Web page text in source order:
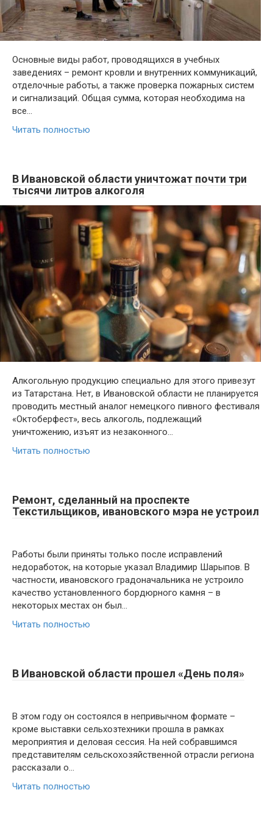
Основные виды работ, проводящихся в учебных
заведениях – ремонт кровли и внутренних коммуникаций,
отделочные работы, а также проверка пожарных систем
и сигнализаций. Общая сумма, которая необходима на
все…
Читать полностью
В Ивановской области уничтожат почти три
тысячи литров алкоголя
Алкогольную продукцию специально для этого привезут
из Татарстана. Нет, в Ивановской области не планируется
проводить местный аналог немецкого пивного фестиваля
«Октоберфест», весь алкоголь, подлежащий
уничтожению, изъят из незаконного…
Читать полностью
Ремонт, сделанный на проспекте
Текстильщиков, ивановского мэра не устроил
Работы были приняты только после исправлений
недоработок, на которые указал Владимир Шарыпов. В
частности, ивановского градоначальника не устроило
качество установленного бордюрного камня – в
некоторых местах он был…
Читать полностью
В Ивановской области прошел «День поля»
В этом году он состоялся в непривычном формате –
кроме выставки сельхозтехники прошла в рамках
мероприятия и деловая сессия. На ней собравшимся
представителям сельскохозяйственной отрасли региона
рассказали о…
Читать полностью